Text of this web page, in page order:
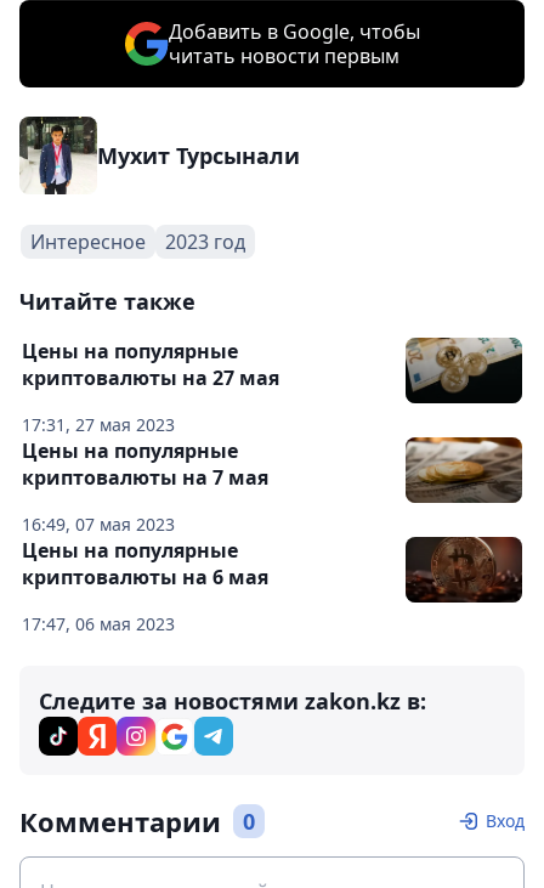
Добавить в Google, чтобы
читать новости первым
Мухит Турсынали
Интересное 2023 год
Читайте также
17:31, 27 мая 2023
Цены на популярные
криптовалюты на 27 мая
16:49, 07 мая 2023
Цены на популярные
криптовалюты на 7 мая
17:47, 06 мая 2023
Цены на популярные
криптовалюты на 6 мая
Следите за новостями zakon.kz в:
Комментарии 0 Вход